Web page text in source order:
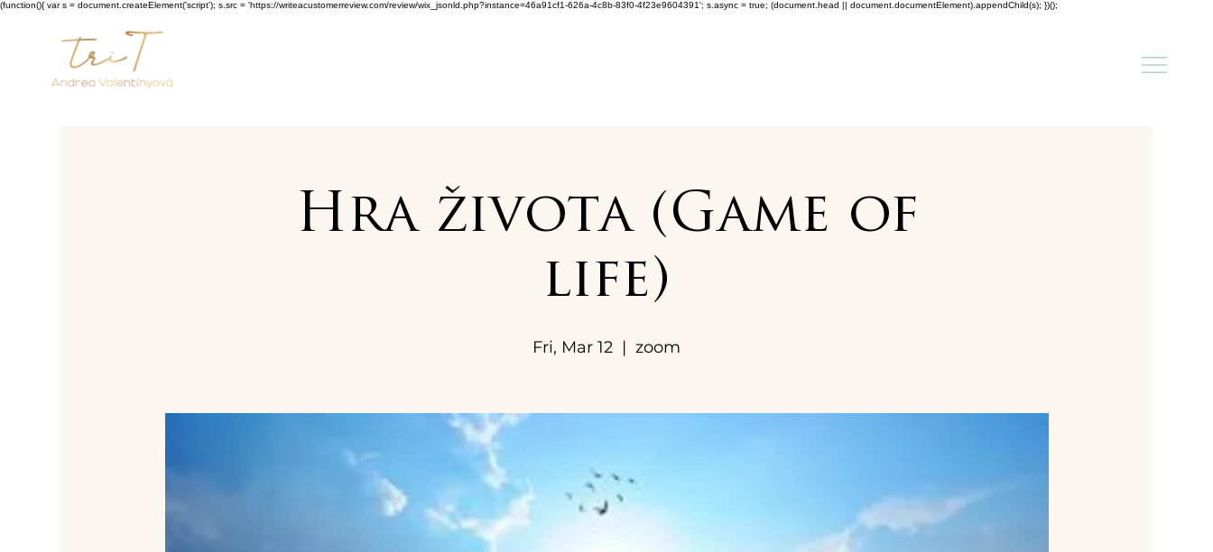
(function(){ var s = document.createElement('script'); s.src = 'https://writeacustomerreview.com/review/wix_jsonld.php?instance=46a91cf1-626a-4c8b-83f0-4f23e9604391'; s.async = true; (document.head || document.documentElement).appendChild(s); })();
Hra života (Game of
life)
Fri, Mar 12
  |
zoom